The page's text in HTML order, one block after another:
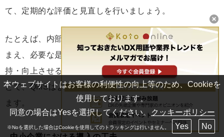
て、定期的な評価と見直しを行いましょう。
たとえば、内部監査やマネジメントレビューの結果を踏
まえ、必要な是正措置を講じることで、品質レベルを維
持・向上させることが可能です。改善活動を継続するこ
とで、QMSはより実践的で成果につながる仕組みとなり
ます。
本ウェブサイトはお客様の利便性の向上等のため、Cookieを
使用しております。
同意の場合はYesを選択してください。 クッキーポリシー
※Noを選択した場合はCookieを使用してのトラッキングは行いません。 Yes No